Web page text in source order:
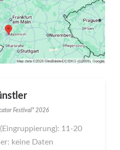
Festival" 2026
11-20
keine Daten